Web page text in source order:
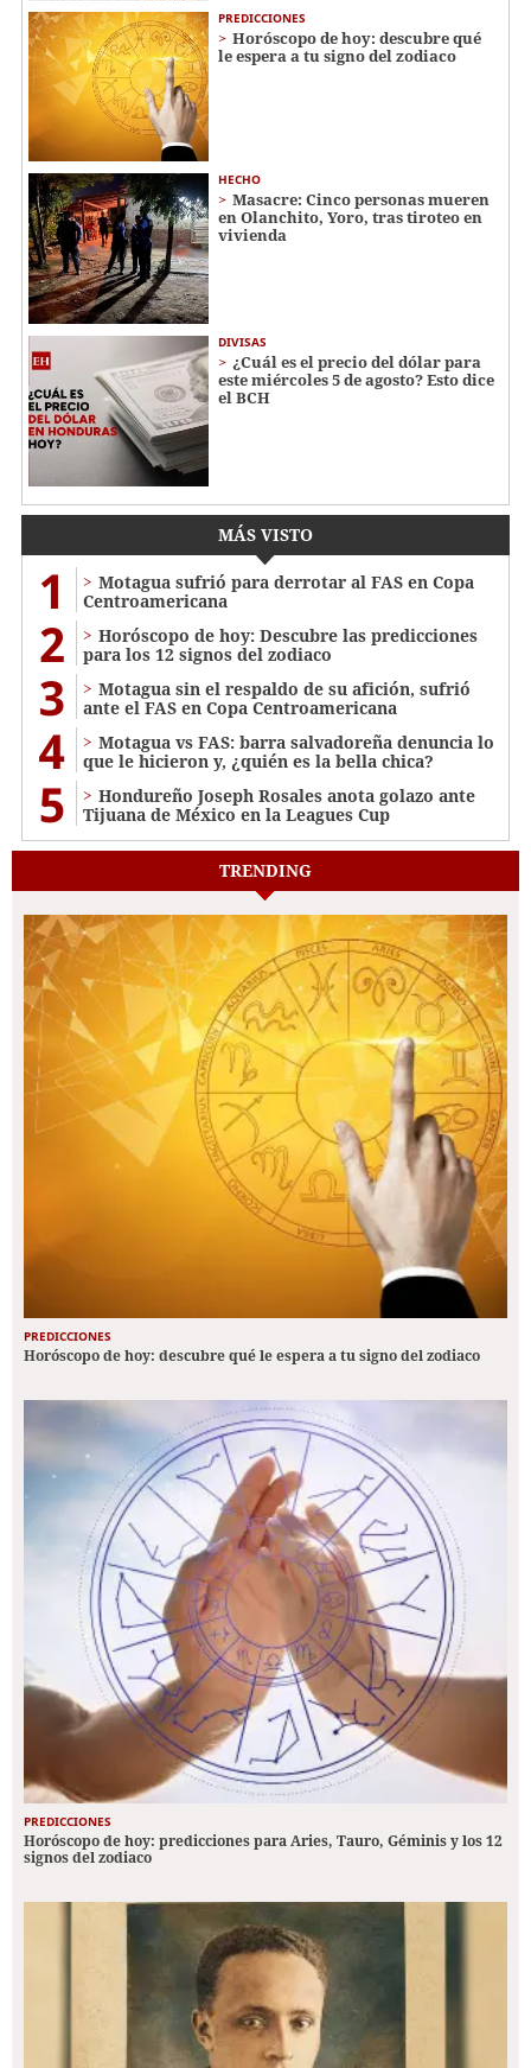
PREDICCIONES
Horóscopo de hoy: descubre qué
le espera a tu signo del zodiaco
HECHO
Masacre: Cinco personas mueren
en Olanchito, Yoro, tras tiroteo en
vivienda
DIVISAS
¿Cuál es el precio del dólar para
este miércoles 5 de agosto? Esto dice
el BCH
MÁS VISTO
1
Motagua sufrió para derrotar al FAS en Copa
Centroamericana
2
Horóscopo de hoy: Descubre las predicciones
para los 12 signos del zodiaco
3
Motagua sin el respaldo de su afición, sufrió
ante el FAS en Copa Centroamericana
4
Motagua vs FAS: barra salvadoreña denuncia lo
que le hicieron y, ¿quién es la bella chica?
5
Hondureño Joseph Rosales anota golazo ante
Tijuana de México en la Leagues Cup
TRENDING
PREDICCIONES
Horóscopo de hoy: descubre qué le espera a tu signo del zodiaco
PREDICCIONES
Horóscopo de hoy: predicciones para Aries, Tauro, Géminis y los 12
signos del zodiaco